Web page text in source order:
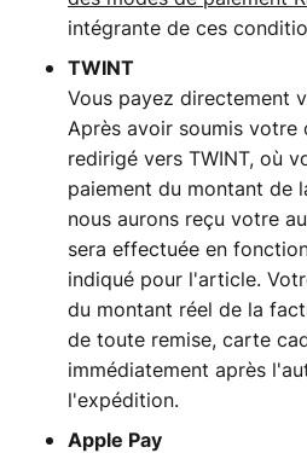
intégrante de ces
TWINT
Vous payez directement
Après avoir soumis votre
redirigé vers TWINT, où
paiement du montant de
nous aurons reçu votre
sera effectuée en
indiqué pour l'article.
du montant réel de la
de toute remise, carte
immédiatement après
l'expédition.
Apple Pay